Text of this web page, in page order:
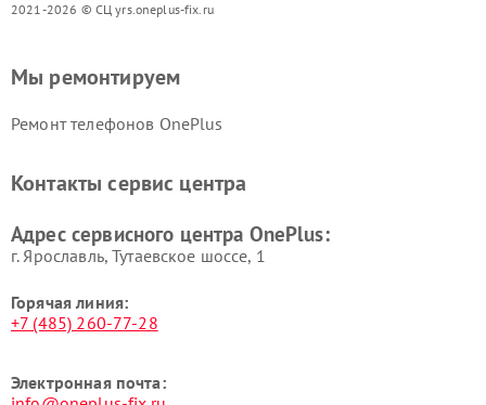
2021-2026 © СЦ yrs.oneplus-fix.ru
Мы ремонтируем
Ремонт телефонов OnePlus
Контакты сервис центра
Адрес сервисного центра OnePlus:
г. Ярославль, Тутаевское шоссе, 1
Горячая линия:
+7 (485) 260-77-28
Электронная почта: